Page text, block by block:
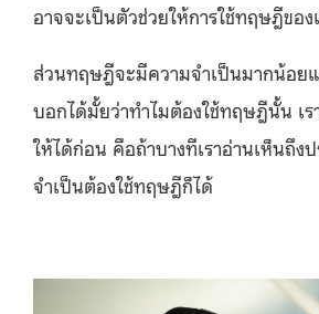
อาจจะเป็นตัวช่วยให้การใช้ทฤษฎีขอ
ส่วนทฤษฎีจะมีความจำเป็นมากน้อย
บอกได้มั้ยว่าทำไมต้องใช้ทฤษฎีนั้น เ
ให้ได้ก่อน คือถ้าบางทีเราอ่านเห็นถึง
จำเป็นต้องใช้ทฤษฎีก็ได้